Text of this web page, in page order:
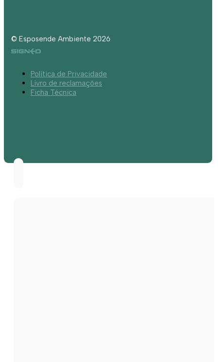
© Esposende Ambiente 2026
Política de Privacidade
Livro de reclamações
Ficha Técnica